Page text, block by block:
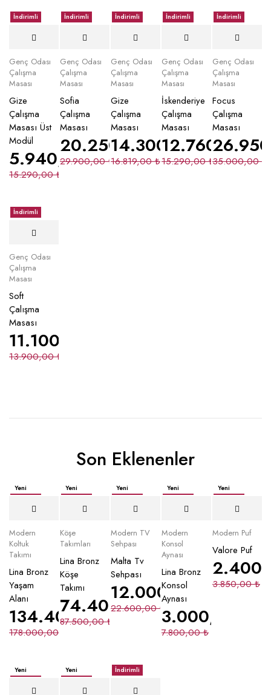
İndirimli
Genç Odası
Çalışma
Masası
Gize
Çalışma
Masası Üst
Modül
15.290,00₺
5.940,00₺
İndirimli
Genç Odası
Çalışma
Masası
Sofia
Çalışma
Masası
29.900,00₺
20.250,00₺
İndirimli
Genç Odası
Çalışma
Masası
Gize
Çalışma
Masası
16.819,00₺
14.300,00₺
İndirimli
Genç Odası
Çalışma
Masası
İskenderiye
Çalışma
Masası
15.290,00₺
12.760,00₺
İndirimli
Genç Odası
Çalışma
Masası
Focus
Çalışma
Masası
35.000,00
İndirimli
Genç Odası
Çalışma
Masası
Soft
Çalışma
Masası
13.900,00₺
11.100,00
Son Eklenenler
Yeni
Modern
Koltuk
Takımı
Lina Bronz
Yaşam
Alanı
178.000,00
134.400,00₺
Yeni
Köşe
Takımları
Lina Bronz
Köşe
Takımı
87.500,00₺
74.400,00₺
Yeni
Modern TV
Sehpası
Malta Tv
Sehpası
22.600,00₺
12.000,00
Yeni
Modern
Konsol
Aynası
Lina Bronz
Konsol
Aynası
7.800,00₺
3.000,00
Yeni
Modern Puf
Valore Puf
3.850,00₺
Yeni
Yeni
İndirimli